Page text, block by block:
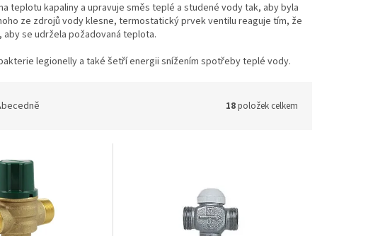
teplotu kapaliny a upravuje směs teplé a studené vody tak, aby byla
ze zdrojů vody klesne, termostatický prvek ventilu reaguje tím, že
se udržela požadovaná teplota.
legionelly a také šetří energii snížením spotřeby teplé vody.
18položek celkem